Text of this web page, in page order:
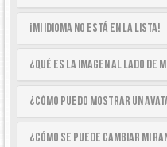
¡Mi idioma no está en la lista!
¿Qué es la imagen al lado de
¿Cómo puedo mostrar un
¿Cómo se puede cambiar mi